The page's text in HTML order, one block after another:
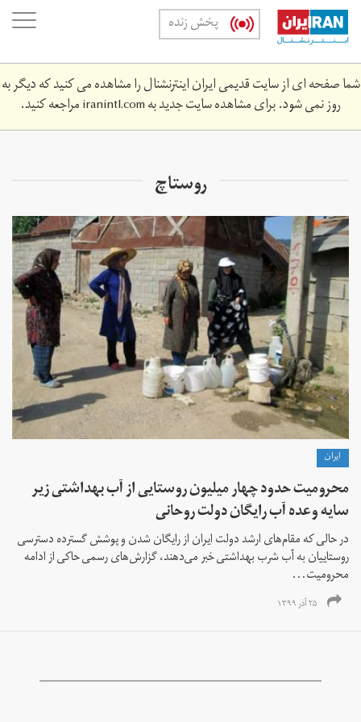
Skip
main
content
پخش زنده
شما صفحه ای از سایت قدیمی ایران اینترنشنال را مشاهده می کنید که دیگر به
روز نمی شود. برای مشاهده سایت جدید بهiranintl.comمراجعه کنید.
روستاچ
ايران
محرومیت حدود چهار میلیون روستایی از آب بهداشتی زیر
سایه وعده آب رایگان دولت روحانی
در حالی که مقام‌های ارشد دولت ایران از رایگان شدن و پوشش گسترده دسترسی
روستاییان به آب شرب بهداشتی خبر می‌دهند، گزارش‌های رسمی حاکی از ادامه
محرومیت...
۲۵ آذر ۱۳۹۹